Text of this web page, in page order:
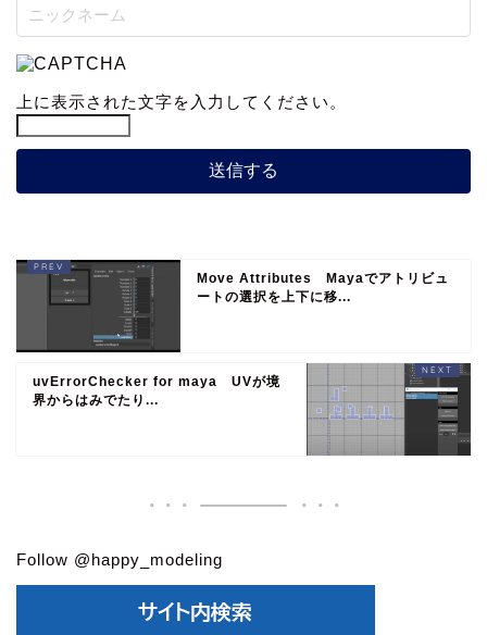
上に表示された文字を入力してください。
Move Attributes Mayaでアトリビュ
ートの選択を上下に移...
uvErrorChecker for maya UVが境
界からはみでたり...
Follow @happy_modeling